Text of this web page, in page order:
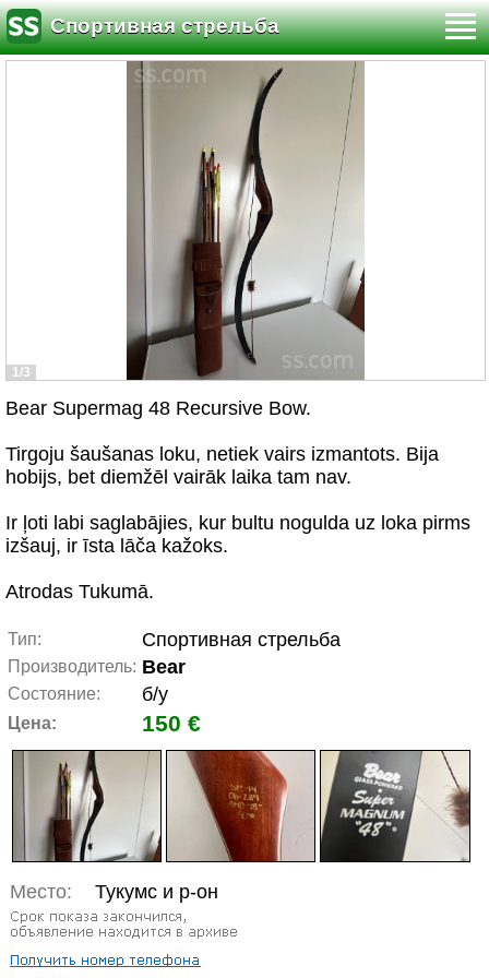
Спортивная стрельба
1/3
Bear Supermag 48 Recursive Bow.
Tirgoju šaušanas loku, netiek vairs izmantots. Bija
hobijs, bet diemžēl vairāk laika tam nav.
Ir ļoti labi saglabājies, kur bultu nogulda uz loka pirms
izšauj, ir īsta lāča kažoks.
Atrodas Tukumā.
Тип: Спортивная стрельба
Производитель: Bear
Состояние: б/у
Цена: 150 €
Место: Тукумс и р-он